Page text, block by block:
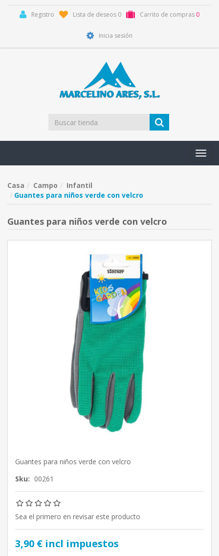
Registro Lista de deseos 0 Carrito de compras 0
Inicia sesión
Casa Campo
Infantil
Guantes para niños verde con velcro
Guantes para niños verde con velcro
Guantes para niños verde con velcro
Sku: 00261
Sea el primero en revisar este producto
3,90 € incl impuestos